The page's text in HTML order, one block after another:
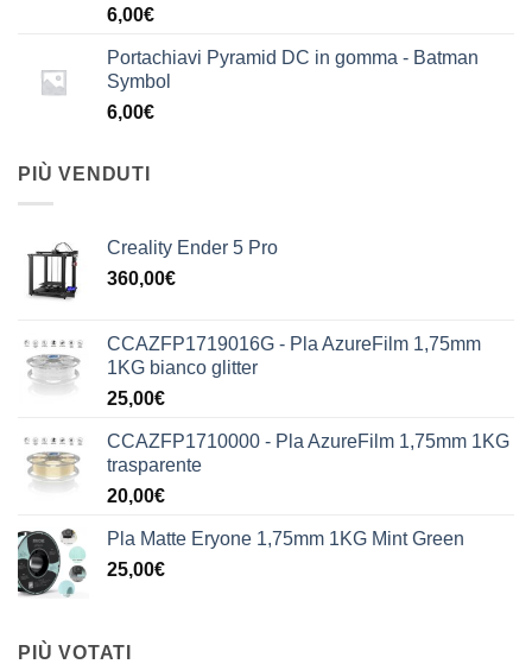
6,00€
Portachiavi Pyramid DC in gomma - Batman
Symbol
6,00€
PIÙ VENDUTI
Creality Ender 5 Pro
360,00€
CCAZFP1719016G - Pla AzureFilm 1,75mm
1KG bianco glitter
25,00€
CCAZFP1710000 - Pla AzureFilm 1,75mm 1KG
trasparente
20,00€
Pla Matte Eryone 1,75mm 1KG Mint Green
25,00€
PIÙ VOTATI